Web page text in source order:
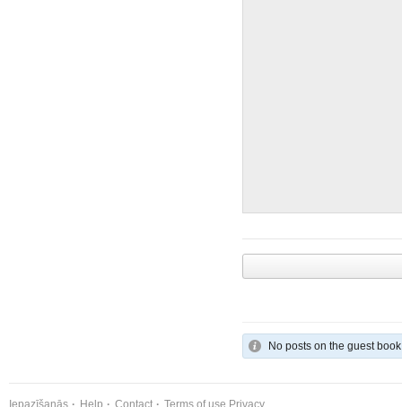
No posts on the guest book
Iepazīšanās Help Contact Terms of use Privacy